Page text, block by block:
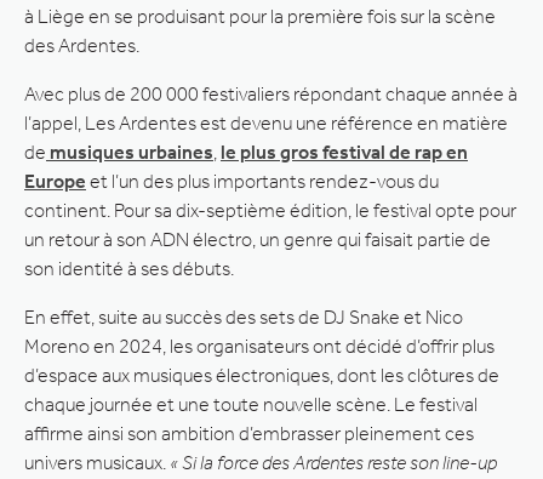
à Liège en se produisant pour la première fois sur la scène
des Ardentes.
Avec plus de 200 000 festivaliers répondant chaque année à
l’appel, Les Ardentes est devenu une référence en matière
de musiques urbaines le plus gros festival de rap en
Europe et l’un des plus importants rendez-vous du
continent. Pour sa dix-septième édition, le festival opte pour
un retour à son ADN électro, un genre qui faisait partie de
son identité à ses débuts.
En effet, suite au succès des sets de DJ Snake et Nico
Moreno en 2024, les organisateurs ont décidé d’offrir plus
d’espace aux musiques électroniques, dont les clôtures de
chaque journée et une toute nouvelle scène. Le festival
affirme ainsi son ambition d’embrasser pleinement ces
univers musicaux. « Si la force des Ardentes reste son line-up